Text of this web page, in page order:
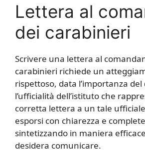
Lettera al
dei carabinieri
Scrivere una lettera al
carabinieri richiede un
rispettoso, data l’importanza
l’ufficialità dell’istituto che
corretta lettera a un tale
esporsi con chiarezza e
sintetizzando in maniera
desidera comunicare.